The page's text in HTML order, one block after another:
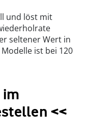
und löst mit
seltener Wert in
ist bei 120
im
<<